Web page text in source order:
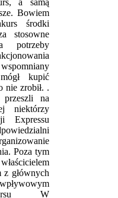
a samą
Bowiem
środki
stosowne
potrzeby
kupić
nie zrobił. .
na
niektórzy
Expressu
Poza tym
z głównych
W